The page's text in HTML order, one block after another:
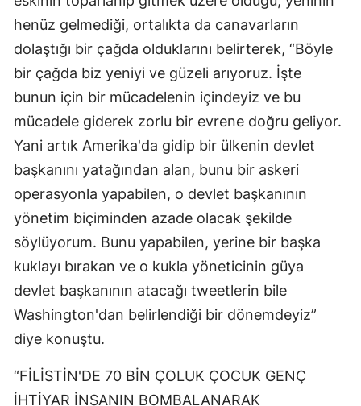
henüz gelmediği, ortalıkta da canavarların
dolaştığı bir çağda olduklarını belirterek, “Böyle
bir çağda biz yeniyi ve güzeli arıyoruz. İşte
bunun için bir mücadelenin içindeyiz ve bu
mücadele giderek zorlu bir evrene doğru geliyor.
Yani artık Amerika'da gidip bir ülkenin devlet
başkanını yatağından alan, bunu bir askeri
operasyonla yapabilen, o devlet başkanının
yönetim biçiminden azade olacak şekilde
söylüyorum. Bunu yapabilen, yerine bir başka
kuklayı bırakan ve o kukla yöneticinin güya
devlet başkanının atacağı tweetlerin bile
Washington'dan belirlendiği bir dönemdeyiz”
diye konuştu.
“FİLİSTİN'DE 70 BİN ÇOLUK ÇOCUK GENÇ
İHTİYAR İNSANIN BOMBALANARAK